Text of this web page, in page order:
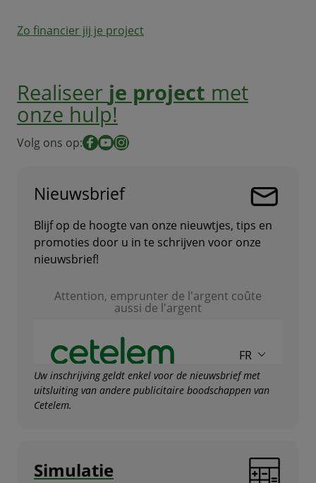
Zo financier jij je project
Realiseer je project met
onze hulp!
Volg ons op:Facebook
YouTube
Instagram
Nieuwsbrief
Blijf op de hoogte van onze nieuwtjes, tips en
promoties door u in te schrijven voor onze
nieuwsbrief!
Uw inschrijving geldt enkel voor de nieuwsbrief met
uitsluiting van andere publicitaire boodschappen van
Cetelem.
Simulatie